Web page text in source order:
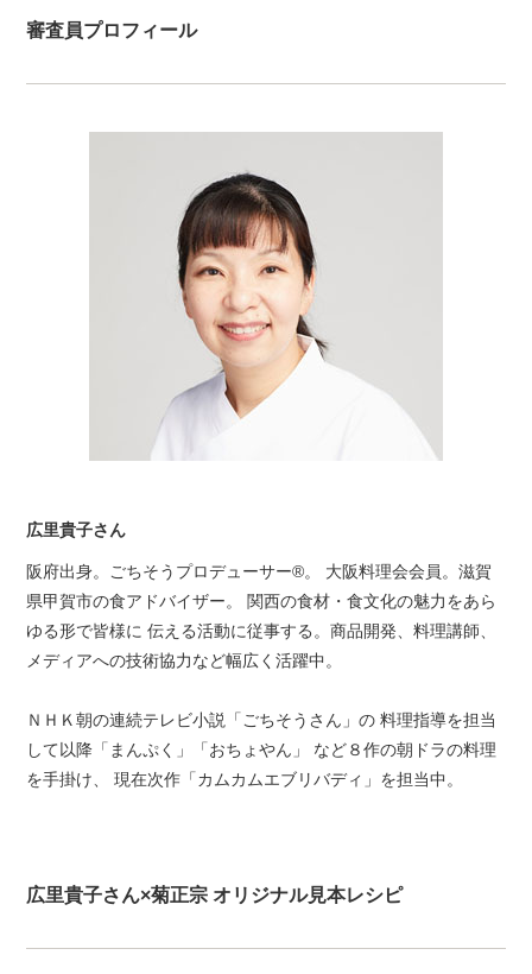
審査員プロフィール
広里貴子さん
阪府出身。ごちそうプロデューサー®。 大阪料理会会員。滋賀
県甲賀市の食アドバイザー。 関西の食材・食文化の魅力をあら
ゆる形で皆様に 伝える活動に従事する。商品開発、料理講師、
メディアへの技術協力など幅広く活躍中。
ＮＨＫ朝の連続テレビ小説「ごちそうさん」の 料理指導を担当
して以降「まんぷく」「おちょやん」 など８作の朝ドラの料理
を手掛け、 現在次作「カムカムエブリバディ」を担当中。
広里貴子さん×菊正宗 オリジナル見本レシピ